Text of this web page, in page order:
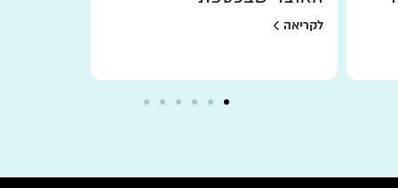
לקריאה